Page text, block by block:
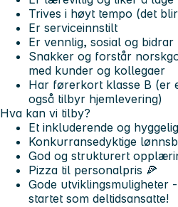
Trives i høyt tempo (det
Er serviceinnstilt
Er vennlig, sosial og bidrar
Snakker og forstår norsk
med kunder og kollegaer
Har førerkort klasse B (er
også tilbyr hjemlevering)
Hva kan vi tilby?
Et inkluderende og
Konkurransedyktige
God og strukturert
Pizza til personalpris 🍕
Gode utviklingsmuligheter
startet som deltidsansatte!